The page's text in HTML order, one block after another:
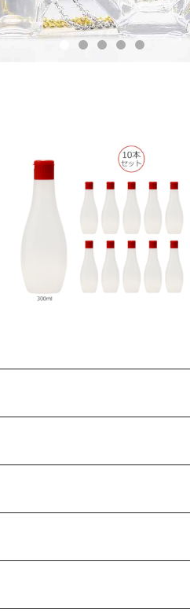
マヨネーズチューブ 300ml
1つ穴ヒンジキャップ 10本
セット
¥1,540